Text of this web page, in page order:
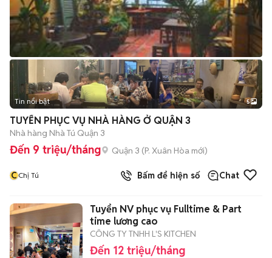
Tin nổi bật 5
TUYỂN PHỤC VỤ NHÀ HÀNG Ở QUẬN 3
Nhà hàng Nhà Tú Quận 3
Đến 9 triệu/tháng Quận 3 (P. Xuân Hòa mới)
CChị Tú Bấm để hiện số Chat
Tuyển NV phục vụ Fulltime & Part
time lương cao
CÔNG TY TNHH L'S KITCHEN
Đến 12 triệu/tháng